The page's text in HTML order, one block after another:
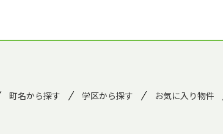
町名から探す 学区から探す お気に入り物件